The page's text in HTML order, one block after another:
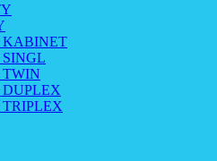
KABINET
SINGL
TWIN
DUPLEX
TRIPLEX